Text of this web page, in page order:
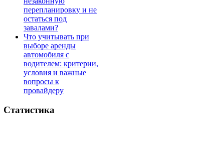
перепланировку и не
остаться под
завалами?
Что учитывать при
выборе аренды
автомобиля с
водителем: критерии,
условия и важные
вопросы к
провайдеру
Статистика